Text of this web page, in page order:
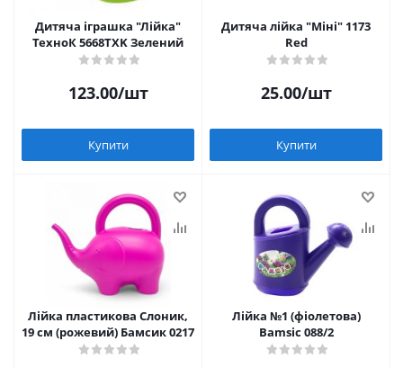
Дитяча іграшка "Лійка"
ТехноК 5668TXK Зелений
123.00/шт
Купити
Дитяча лійка "Міні" 1173
Red
25.00/шт
Купити
Лійка пластикова Слоник,
19 см (рожевий) Бамсик 0217
Лійка №1 (фіолетова)
Bamsic 088/2